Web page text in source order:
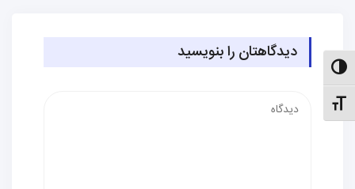
حالت کنتراست بالا
تنظیم اندازهٔ فونت
دیدگاهتان را بنویسید